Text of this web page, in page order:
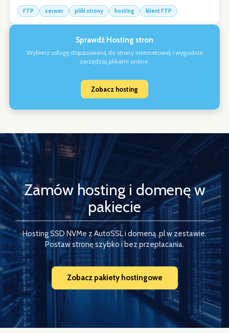
FTP serwer pliki strony hosting klient FTP
Sprawdź Hosting stron
Wybierz usługę dopasowaną do strony internetowej i wygodnie
zarządzaj plikami online.
Zobacz hosting
Zamów hosting i domenę w
pakiecie
Hosting SSD NVMe z AutoSSL i domeną .pl w zestawie.
Postaw stronę szybko i bez przepłacania.
Zobacz pakiety hostingowe